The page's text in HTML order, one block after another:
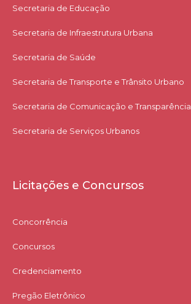
Secretaria de Educação
Secretaria de Infraestrutura Urbana
Secretaria de Saúde
Secretaria de Transporte e Trânsito Urbano
Secretaria de Comunicação e Transparência
Secretaria de Serviços Urbanos
Licitações e Concursos
Concorrência
Concursos
Credenciamento
Pregão Eletrônico